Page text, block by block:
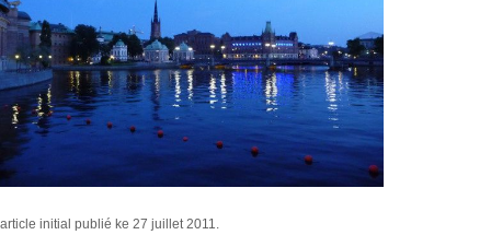
article initial publié ke 27 juillet 2011.